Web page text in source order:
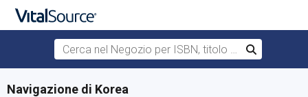
Passa al contenuto principale
Cerca nel Negozio per ISBN, titolo o autore
Cerca
Navigazione di Korea